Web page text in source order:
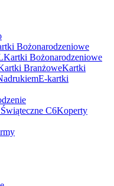
Bożonarodzeniowe
Kartki Bożonarodzeniowe
BranżoweKartki
E-kartki
C6Koperty